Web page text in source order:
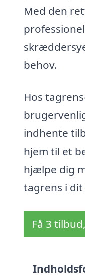
Med den
behov.
Hos
indhente
hjem til et
hjælpe dig
tagrens i
Få 3